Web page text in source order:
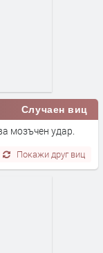
Случаен виц
мозъчен удар.
Покажи друг виц